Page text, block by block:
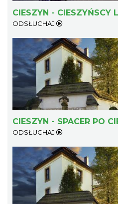
CIESZYN - CIESZYŃSCY
ODSŁUCHAJ
CIESZYN - SPACER PO
ODSŁUCHAJ